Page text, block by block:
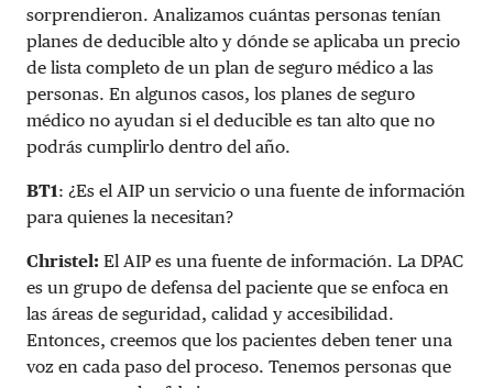
sorprendieron. Analizamos cuántas personas tenían
planes de deducible alto y dónde se aplicaba un precio
de lista completo de un plan de seguro médico a las
personas. En algunos casos, los planes de seguro
médico no ayudan si el deducible es tan alto que no
podrás cumplirlo dentro del año.
BT1: ¿Es el AIP un servicio o una fuente de información
para quienes la necesitan?
Christel: El AIP es una fuente de información. La DPAC
es un grupo de defensa del paciente que se enfoca en
las áreas de seguridad, calidad y accesibilidad.
Entonces, creemos que los pacientes deben tener una
voz en cada paso del proceso. Tenemos personas que